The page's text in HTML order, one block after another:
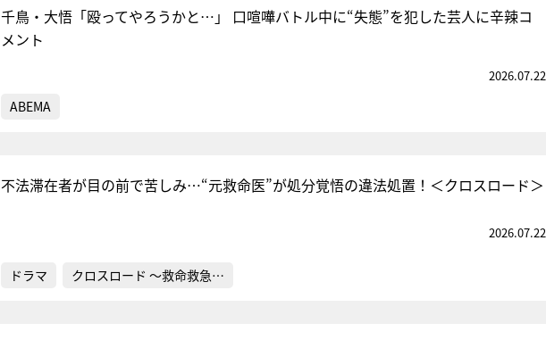
千鳥・大悟「殴ってやろうかと…」 口喧嘩バトル中に“失態”を犯した芸人に辛辣コ
メント
2026.07.22
ABEMA
不法滞在者が目の前で苦しみ…“元救命医”が処分覚悟の違法処置！＜クロスロード＞
2026.07.22
ドラマ クロスロード ～救命救急…